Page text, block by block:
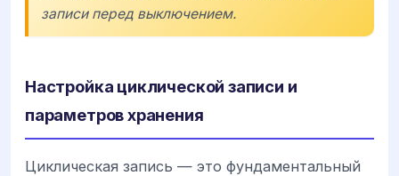
записи перед выключением.
Настройка циклической записи и
параметров хранения
Циклическая запись — это фундаментальный